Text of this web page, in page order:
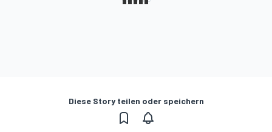
Diese Story teilen oder speichern